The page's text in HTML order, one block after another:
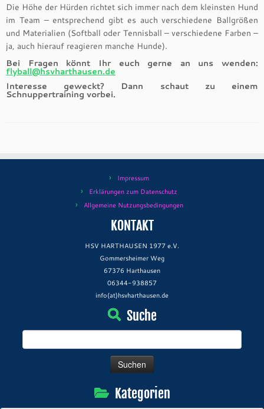
Die Höhe der Hürden richtet sich immer nach dem kleinsten Hund
im Team – entsprechend gibt es auch verschiedene Ballgrößen
und Materialien (Softball oder Tennisball – verschiedene Farben –
ja, auch hierauf reagieren manche Hunde).
Bei Fragen könnt Ihr euch gerne an uns wenden:
flyball@hsvharthausen.de
Interesse geweckt? Dann schaut zu einem
Schnuppertraining vorbei.
Impressum
Erklärungen zum Datenschutz
Allgemeine Nutzungsbedingungen
KONTAKT
HSV HARTHAUSEN 1977 e.V.
Gommersheimer Weg
67376 Harthausen
06344-938857
info(at)hsvharthausen.de
Suche
Suchen
Kategorien